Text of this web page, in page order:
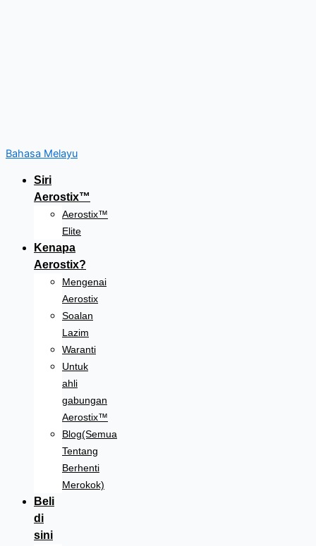
Bahasa Melayu
Siri
Aerostix™
Aerostix™
Elite
Kenapa
Aerostix?
Mengenai
Aerostix
Soalan
Lazim
Waranti
Untuk
ahli
gabungan
Aerostix™
Blog(Semua
Tentang
Berhenti
Merokok)
Beli
di
sini